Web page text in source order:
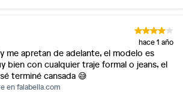
hace 1 año
me apretan de adelante, el modelo es
bien con cualquier traje formal o jeans, el
terminé cansada 😅
enfalabella.com